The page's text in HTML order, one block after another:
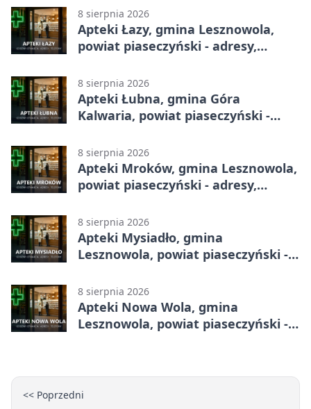
8 sierpnia 2026
Apteki Łazy, gmina Lesznowola,
powiat piaseczyński - adresy,
8 sierpnia 2026
Apteki Łubna, gmina Góra
Kalwaria, powiat piaseczyński -
8 sierpnia 2026
Apteki Mroków, gmina Lesznowola,
powiat piaseczyński - adresy,
8 sierpnia 2026
Apteki Mysiadło, gmina
Lesznowola, powiat piaseczyński -
8 sierpnia 2026
Apteki Nowa Wola, gmina
Lesznowola, powiat piaseczyński -
<< Poprzedni